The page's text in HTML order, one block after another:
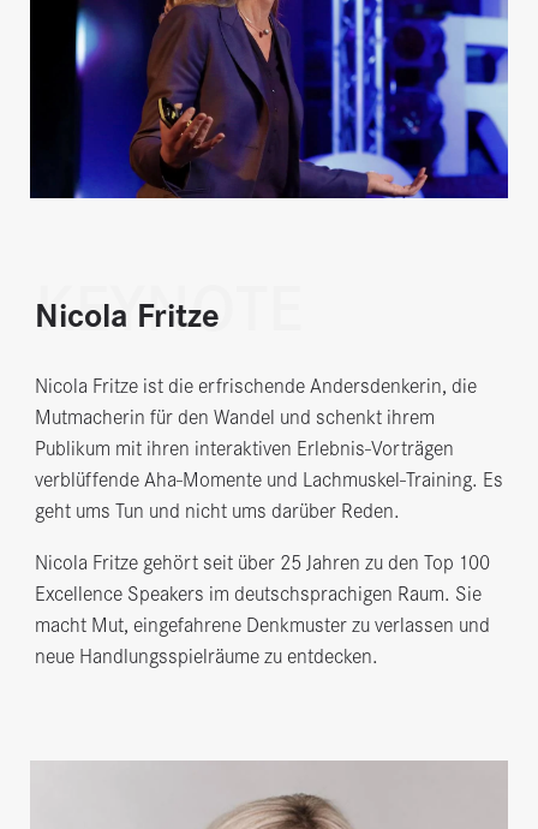
KEYNOTE
Nicola Fritze
Nicola Fritze ist die erfrischende Andersdenkerin, die
Mutmacherin für den Wandel und schenkt ihrem
Publikum mit ihren interaktiven Erlebnis-Vorträgen
verblüffende Aha-Momente und Lachmuskel-Training. Es
geht ums Tun und nicht ums darüber Reden.
Nicola Fritze gehört seit über 25 Jahren zu den Top 100
Excellence Speakers im deutschsprachigen Raum. Sie
macht Mut, eingefahrene Denkmuster zu verlassen und
neue Handlungsspielräume zu entdecken.